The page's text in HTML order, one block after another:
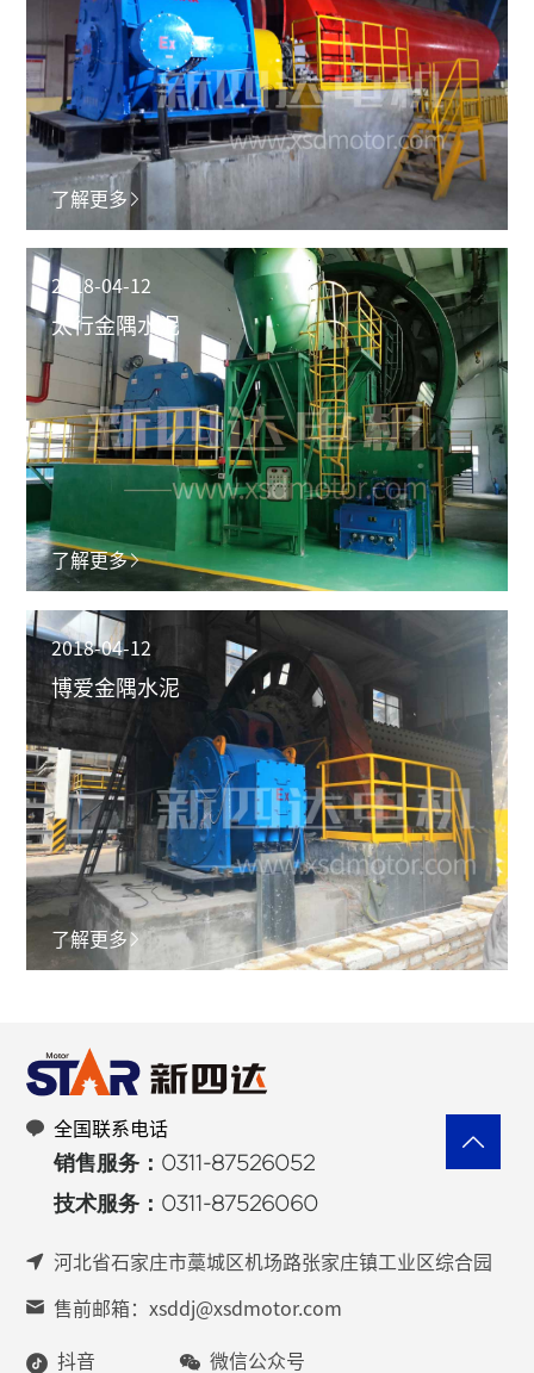
了解更多
2018-04-12
太行金隅水泥
了解更多
2018-04-12
博爱金隅水泥
了解更多
全国联系电话
销售服务：0311-87526052
技术服务：0311-87526060
河北省石家庄市藁城区机场路张家庄镇工业区综合园
售前邮箱：xsddj@xsdmotor.com
抖音 微信公众号